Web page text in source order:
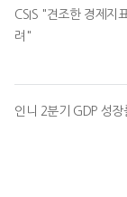
CSIS "견조한 경제지
려"
인니 2분기 GDP 성